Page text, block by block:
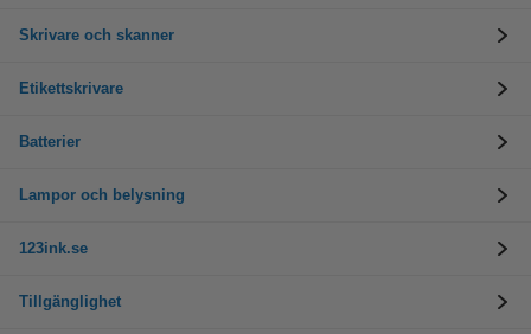
Skrivare och skanner
Etikettskrivare
Batterier
Lampor och belysning
123ink.se
Tillgänglighet